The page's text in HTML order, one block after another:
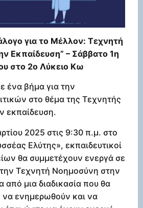
για το Μέλλον: Τεχνητή
Εκπαίδευση” – Σάββατο 1η
στο 2ο Λύκειο Κω
ένα βήμα για την
στο θέμα της Τεχνητής
εκπαίδευση.
2025 στις 9:30 π.μ. στο
Ελύτης», εκπαιδευτικοί
θα συμμετέχουν ενεργά σε
Τεχνητή Νοημοσύνη στην
από μια διαδικασία που θα
ενημερωθούν και να